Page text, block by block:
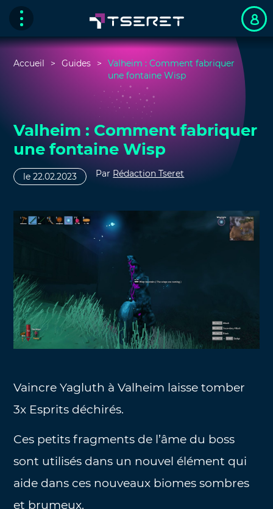
Accueil Guides
Valheim : Comment fabriquer
une fontaine Wisp
Valheim : Comment fabriquer
une fontaine Wisp
le 22.02.2023 Par Rédaction Tseret
Vaincre Yagluth à Valheim laisse tomber
3x Esprits déchirés.
Ces petits fragments de l’âme du boss
sont utilisés dans un nouvel élément qui
aide dans ces nouveaux biomes sombres
et brumeux.